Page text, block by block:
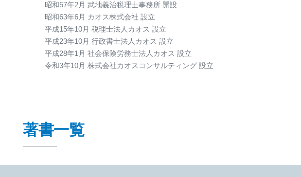
昭和57年2月 武地義治税理士事務所 開設
昭和63年6月 カオス株式会社 設立
平成15年10月 税理士法人カオス 設立
平成23年10月 行政書士法人カオス 設立
平成28年1月 社会保険労務士法人カオス 設立
令和3年10月 株式会社カオスコンサルティング 設立
著書一覧